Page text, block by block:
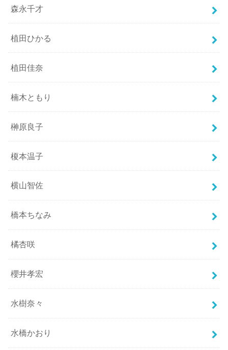
森永千才
植田ひかる
植田佳奈
楠木ともり
榊原良子
榎本温子
横山智佐
橋本ちなみ
橘杏咲
櫻井孝宏
水樹奈々
水橋かおり